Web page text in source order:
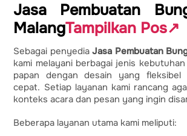
Jasa Pembuatan
MalangTampilkan Pos↗
Sebagai penyediaJasa Pembuatan
kami melayani berbagai jenis
papan dengan desain yang fleksibel
cepat. Setiap layanan kami rancang
konteks acara dan pesan yang ingin
Beberapa layanan utama kami meliputi: